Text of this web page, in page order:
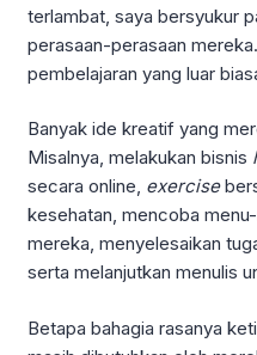
terlambat, saya bersyukur
perasaan-perasaan
pembelajaran yang luar
Banyak ide kreatif yang
Misalnya, melakukan bisnis
secara online, exercise
kesehatan, mencoba
mereka, menyelesaikan
serta melanjutkan menulis
Betapa bahagia rasanya